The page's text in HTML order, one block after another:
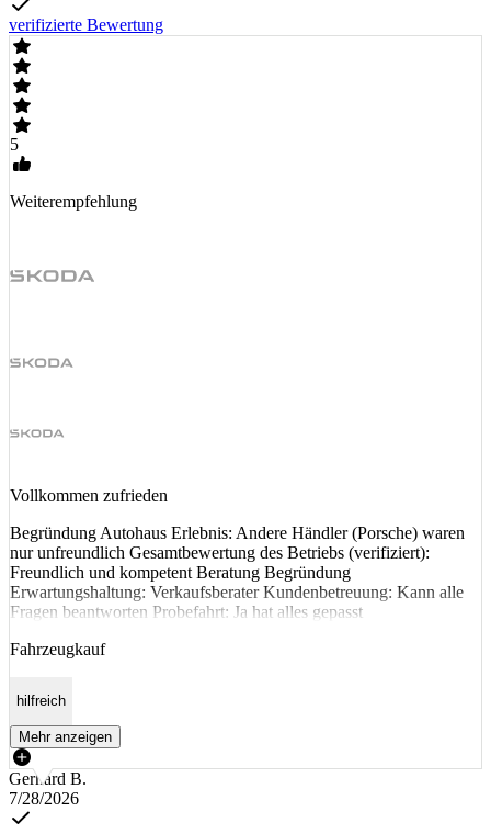
verifizierte Bewertung
5
Weiterempfehlung
Vollkommen zufrieden
Begründung Autohaus Erlebnis: Andere Händler (Porsche) waren
nur unfreundlich Gesamtbewertung des Betriebs (verifiziert):
Freundlich und kompetent Beratung Begründung
Erwartungshaltung: Verkaufsberater Kundenbetreuung: Kann alle
Fragen beantworten Probefahrt: Ja hat alles gepasst
Fahrzeugkauf
hilfreich
Mehr anzeigen
Gerhard B.
7/28/2026